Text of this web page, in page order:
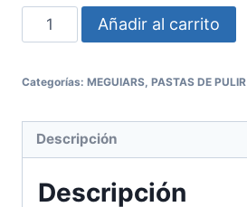
Añadir al carrito
Categorías: MEGUIARS PASTAS DE PULIR
Descripción
Descripción